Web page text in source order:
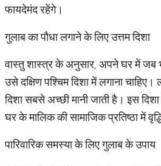
फायदेमंद रहेंगे।
गुलाब का पौधा लगाने के लिए उत्तम दिशा
वास्तु शास्त्र के अनुसार, अपने घर में जब
उसे दक्षिण पश्चिम दिशा में लगाना
दिशा सबसे अच्छी मानी जाती है। इस
घर के मालिक की सामाजिक प्रतिष्ठा में
पारिवारिक समस्या के लिए गुलाब के उपाय